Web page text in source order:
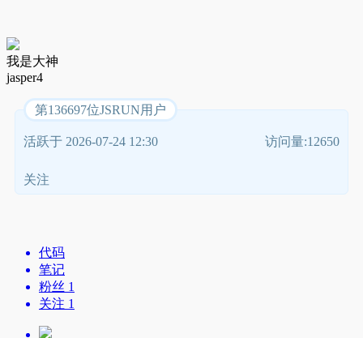
我是大神
jasper4
第136697位JSRUN用户
活跃于 2026-07-24 12:30 访问量:12650
关注
代码
笔记
粉丝 1
关注 1